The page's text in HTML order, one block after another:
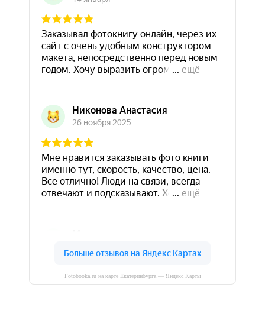
Fotobooka.ru на карте Екатеринбурга — Яндекс Карты